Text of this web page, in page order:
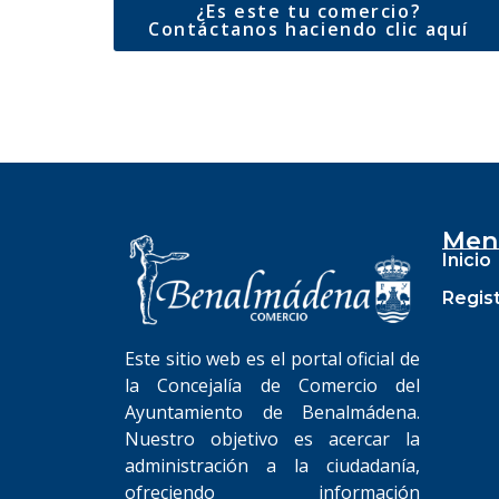
¿Es este tu comercio?
Contáctanos haciendo clic aquí
Este sitio web es el portal oficial de
la Concejalía de Comercio del
Ayuntamiento de Benalmádena.
Nuestro objetivo es acercar la
administración a la ciudadanía,
ofreciendo información
Inicio